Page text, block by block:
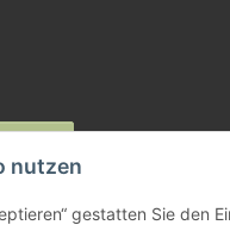
nutzen
gestatten Sie den